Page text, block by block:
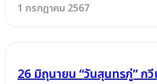
1 กรกฎาคม 2567
26​ มิถุนายน “วันสุนทรภู่” ก